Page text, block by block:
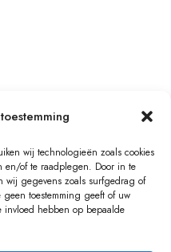
wij technologieën zoals cookies
en/of te raadplegen. Door in te
wij gegevens zoals surfgedrag of
toestemming geeft of uw
invloed hebben op bepaalde
op!